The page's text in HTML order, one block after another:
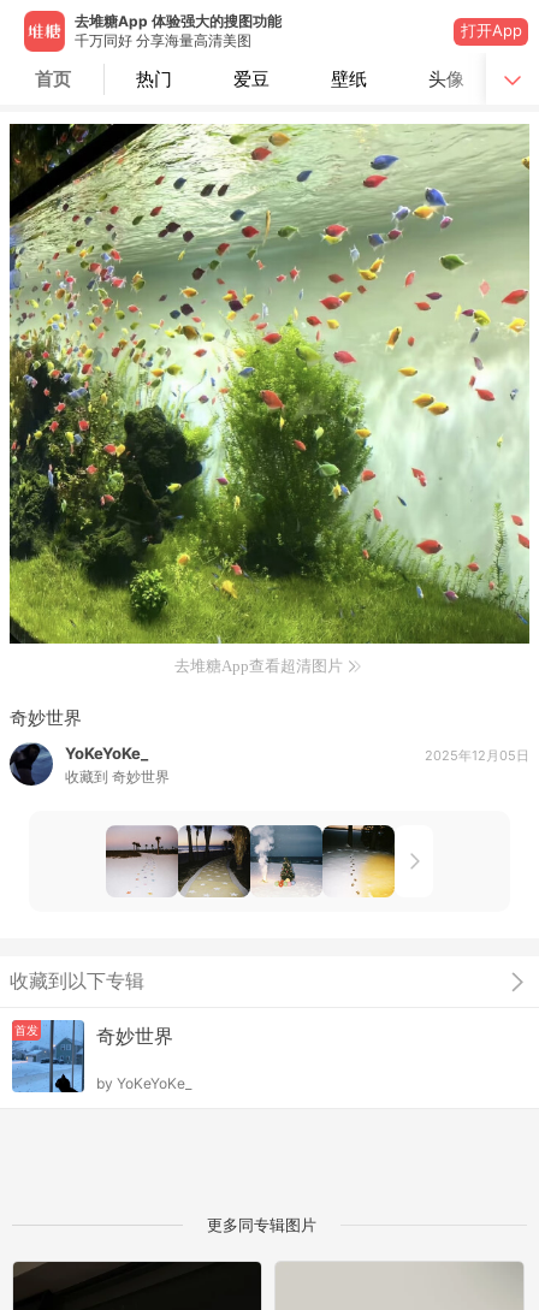
去堆糖App 体验强大的搜图功能
千万同好 分享海量高清美图
打开App
首页 热门 爱豆 壁纸 头像
去堆糖App查看超清图片
奇妙世界
YoKeYoKe_
收藏到 奇妙世界
2025年12月05日
收藏到以下专辑
首发 奇妙世界
by YoKeYoKe_
更多同专辑图片